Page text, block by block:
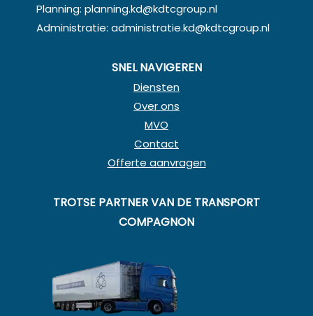
Planning:planning.kd@kdtcgroup.nl
Administratie:administratie.kd@kdtcgroup.nl
SNEL NAVIGEREN
Diensten
Over ons
MVO
Contact
Offerte aanvragen
TROTSE PARTNER VAN DE TRANSPORT
COMPAGNON